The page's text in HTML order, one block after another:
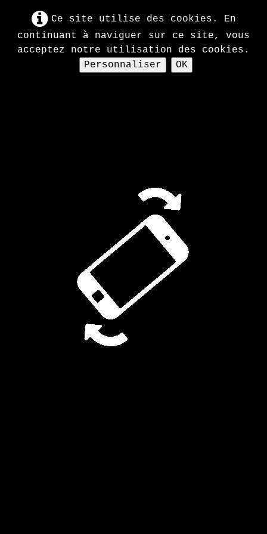
Ce site utilise des cookies. En
continuant à naviguer sur ce site, vous
acceptez notre utilisation des cookies.
Personnaliser
OK